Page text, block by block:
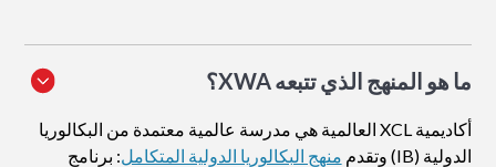
ما هو المنهج الذي تتبعه XWA؟
أكاديمية XCL العالمية هي مدرسة عالمية معتمدة من البكالوريا
الدولية (IB) وتقدم
منهج البكالوريا الدولية المتكامل: برنامج